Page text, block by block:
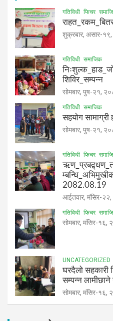
गतिविधी फिचर
शुक्रबार, असार-
गतिविधी समाजिक
शिविर_सम्पन्न
सोमबार, पुष-२१,
गतिविधी समाजिक
सहयोग सामाग्री
सोमबार, पुष-२१,
गतिविधी फिचर
2082.08.19
आईतवार, मंसिर-
गतिविधी फिचर
सोमबार, मंसिर-१६,
UNCATEGORIZED
घरदैलो सहकारी
सम्पन्न लामीछाने
सोमबार, मंसिर-१६,